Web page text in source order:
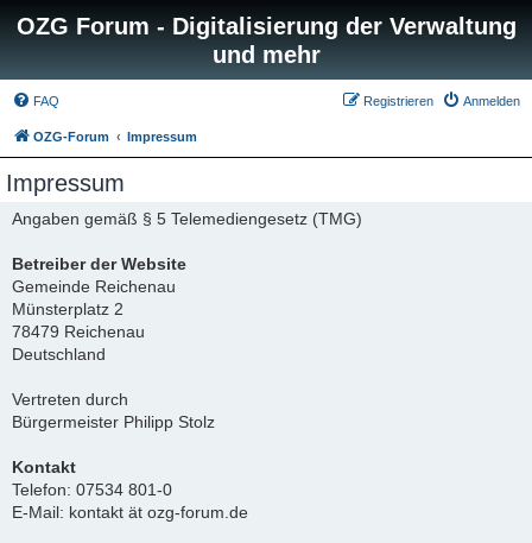
OZG Forum - Digitalisierung der Verwaltung
und mehr
FAQ Anmelden
Registrieren
OZG-Forum Impressum
Impressum
Angaben gemäß § 5 Telemediengesetz (TMG)
Betreiber der Website
Gemeinde Reichenau
Münsterplatz 2
78479 Reichenau
Deutschland
Vertreten durch
Bürgermeister Philipp Stolz
Kontakt
Telefon: 07534 801-0
E-Mail: kontakt ät ozg-forum.de